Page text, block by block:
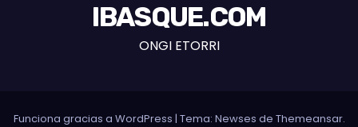
IBASQUE.COM
ONGI ETORRI
Funciona gracias a WordPress | Tema: Newses de Themeansar.